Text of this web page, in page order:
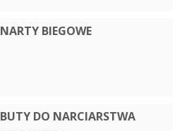
NARTY BIEGOWE
BUTY DO NARCIARSTWA